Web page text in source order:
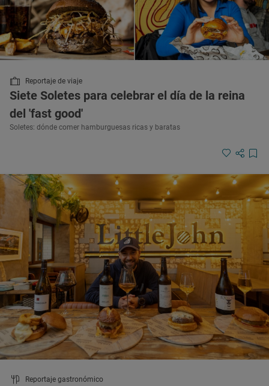
Reportaje de viaje
Siete Soletes para celebrar el día de la reina
del 'fast good'
Soletes: dónde comer hamburguesas ricas y baratas
Reportaje gastronómico